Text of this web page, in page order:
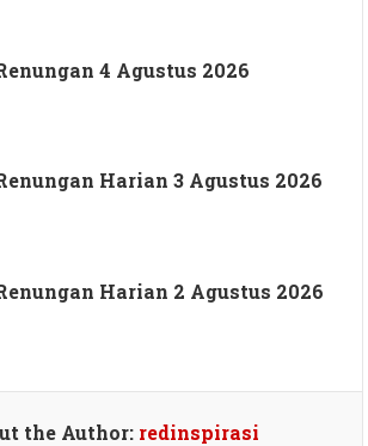
4 Agustus 2026
Harian 3 Agustus 2026
Harian 2 Agustus 2026
the Author: redinspirasi